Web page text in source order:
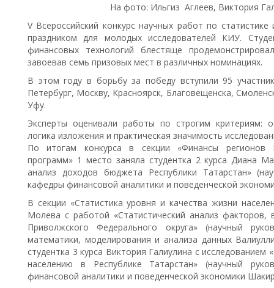
На фото: Ильгиз Аглеев, Виктория
V Всероссийский конкурс научных работ по
праздником для молодых исследователей КИУ.
финансовых технологий блестяще
завоевав семь призовых мест в различных номинациях.
В этом году в борьбу за победу вступили 95
Петербург, Москву, Красноярск, Благовещенска,
Уфу.
Эксперты оценивали работы по строгим критериям:
логика изложения и практическая значимость
По итогам конкурса в секции «Финансы регионов
программ» 1 место заняла студентка 2 курса Диана
анализ доходов бюджета Республики Татарстан»
кафедры финансовой аналитики и поведенческой
В секции «Статистика уровня и качества жизни
Молева с работой «Статистический анализ
Приволжского Федерального округа» (научный
математики, моделирования и анализа данных
студентка 3 курса Виктория Галиулина с исследованием
населению в Республике Татарстан» (научный
финансовой аналитики и поведенческой экономики